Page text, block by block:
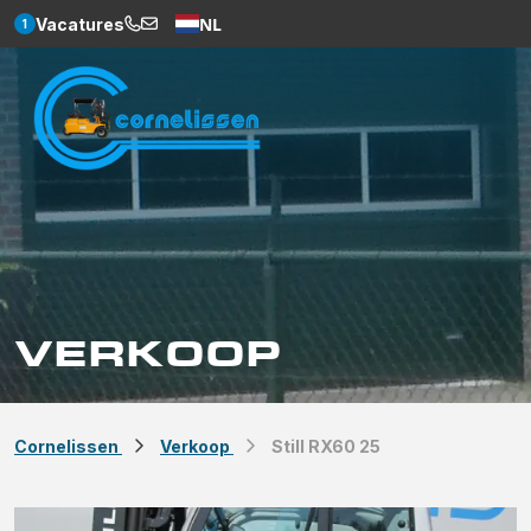
1 Vacatures NL
VERKOOP
Cornelissen Verkoop Still RX60 25